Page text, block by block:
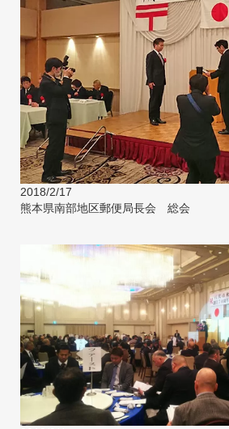
2018/2/17
熊本県南部地区郵便局長会 総会